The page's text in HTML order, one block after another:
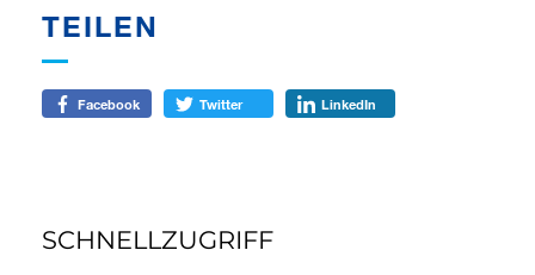
TEILEN
Facebook Twitter LinkedIn
SCHNELLZUGRIFF